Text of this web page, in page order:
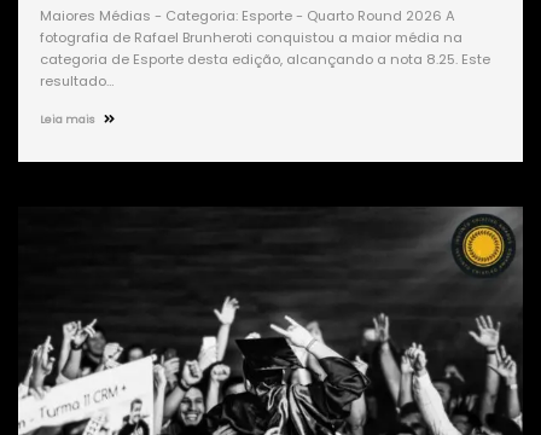
Maiores Médias - Categoria: Esporte - Quarto Round 2026 A
fotografia de Rafael Brunheroti conquistou a maior média na
categoria de Esporte desta edição, alcançando a nota 8.25. Este
resultado…
Leia mais